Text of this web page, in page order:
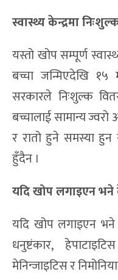
स्वास्थ्य केन्द्रमा
यस्तो खोप सम्पूर्ण
बच्चा जन्मिएदेखि १५
सरकारले निःशुल्क
बच्चालाई सामान्य
र रातो हुने समस्या
हुँदैन ।
यदि खोप लगाइएन
यदि खोप लगाइएन भने
धनुष्टंकार,
मेनिन्जाइटिस र